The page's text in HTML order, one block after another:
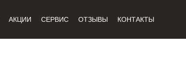
АКЦИИ СЕРВИС ОТЗЫВЫ КОНТАКТЫ